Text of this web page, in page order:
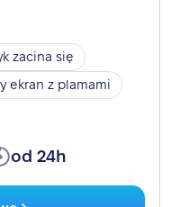
zacina się
ekran z plamami
od 24h